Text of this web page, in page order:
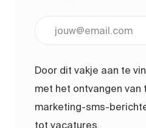
Door dit vakje aan te
met het ontvangen van
marketing-sms-
tot vacatures.